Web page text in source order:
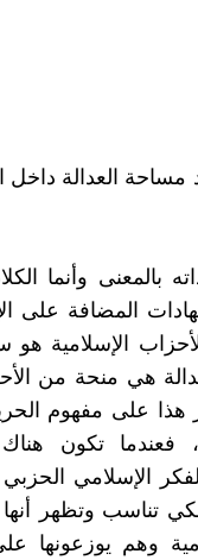
مساحة العدالة
بالمعنى وأنما
المضافة على
الإسلامية
هي منحة من
هذا على مفهوم
فعندما تكون
الإسلامي
تناسب وتظهر
وهم